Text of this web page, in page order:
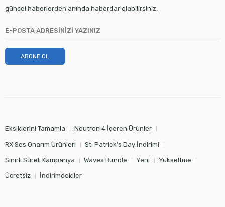
güncel haberlerden anında haberdar olabilirsiniz.
ABONE OL
Eksiklerini Tamamla Neutron 4 İçeren Ürünler
RX Ses Onarım Ürünleri St. Patrick's Day İndirimi
Sınırlı Süreli Kampanya Waves Bundle Yeni Yükseltme
Ücretsiz İndirimdekiler